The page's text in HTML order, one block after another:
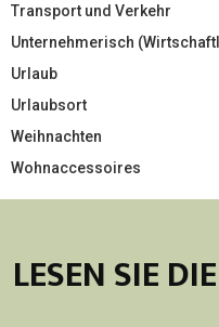
Transport und Verkehr
Unternehmerisch
Urlaub
Urlaubsort
Weihnachten
Wohnaccessoires
LESEN SIE